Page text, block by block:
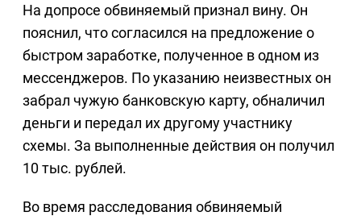
На допросе обвиняемый признал вину. Он
пояснил, что согласился на предложение о
быстром заработке, полученное в одном из
мессенджеров. По указанию неизвестных он
забрал чужую банковскую карту, обналичил
деньги и передал их другому участнику
схемы. За выполненные действия он получил
10 тыс. рублей.
Во время расследования обвиняемый